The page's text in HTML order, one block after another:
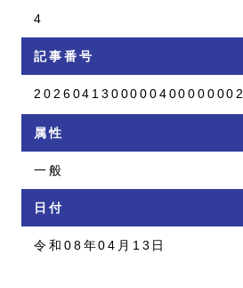
4
記事番号
2026041300000400000002
属性
一般
日付
令和08年04月13日